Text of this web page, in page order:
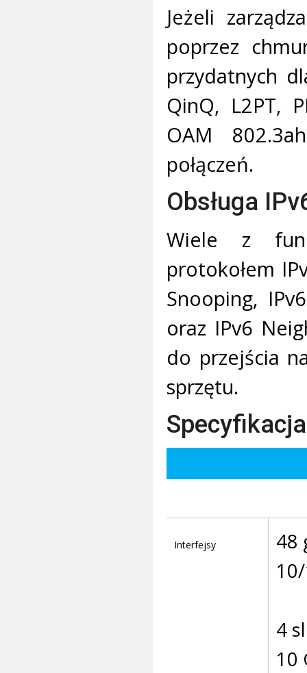
Jeżeli
poprzez
przydatnych
QinQ, L2PT,
OAM
połączeń.
Obsługa
Wiele z
protokołem
Snooping,
oraz IPv6
do przejścia
sprzętu.
Specyfikacja
Interfejsy
48
4
10